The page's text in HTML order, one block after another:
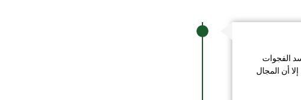
بهدف سد الفجوات
أن المجال